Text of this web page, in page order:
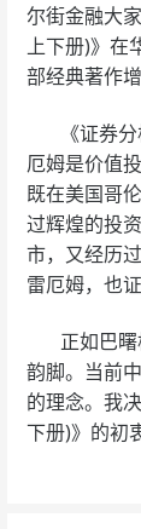
尔街金融大
上下册)》在
部经典著作
《证券分
厄姆是价值
既在美国哥
过辉煌的投
市，又经历
雷厄姆，也
正如巴曙
韵脚。当前
的理念。我
下册)》的初